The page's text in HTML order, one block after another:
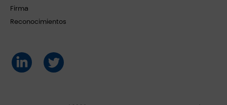
Firma
Reconocimientos